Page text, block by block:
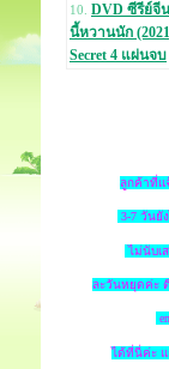
10. DVD ซีรีย์จี
นี้หวานนัก
Secret 4 แผ่นจบ
ลูกค้าที่แ
3-7 วันยั
ไม่นับเ
ละวันหยุดค่ะ
ได้ที่นี่ค่ะ